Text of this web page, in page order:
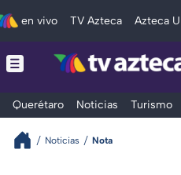
en vivo TV Azteca Azteca
Querétaro Noticias Turismo
Noticias Nota